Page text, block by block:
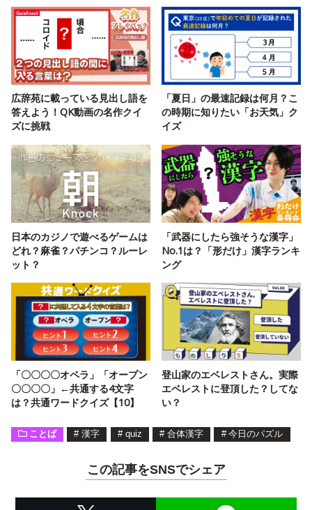
広辞苑に載っている見出し語を
答えよう！QK動画の名作クイ
ズに挑戦
「夏日」の最速記録は何月？こ
の時期に知りたい「お天気」ク
イズ
日本のカジノで遊べるゲームは
どれ？麻雀？パチンコ？ルーレ
ット？
「武器にしたら強そうな漢字」
No.1は？「形だけ」漢字ランキ
ング
「〇〇〇〇オペラ」「オープン
〇〇〇〇」←共通する4文字
は？共通ワードクイズ【10】
登山家のエベレストさん。実際
エベレストに登頂した？してな
い？
ことば # 漢字 # quiz # 合体漢字 # 今日のパズル
この記事をSNSでシェア